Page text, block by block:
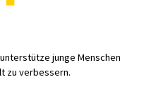
junge Menschen
zu verbessern.